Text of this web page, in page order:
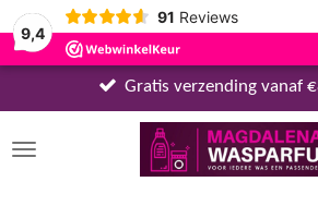
9,4
91 Reviews
Gratis verzending vanaf